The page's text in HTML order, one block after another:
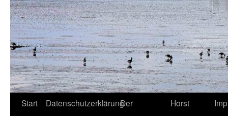
Start DatenschutzerklärungDer
Horst